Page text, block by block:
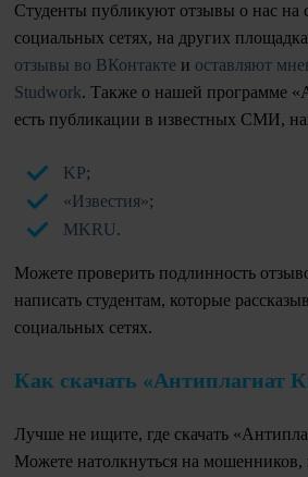
Студенты публикуют отзывы о нас на
социальных сетях, на других
отзывы во ВКонтакте и оставляют
Studwork. Также о нашей программе
есть публикации в известных СМИ,
KP;
«Известия»;
MKRU.
Можете проверить подлинность
написать студентам, которые
социальных сетях.
Как скачать «Антиплагиат
Лучше не ищите, где скачать
Можете натолкнуться на мошенников,